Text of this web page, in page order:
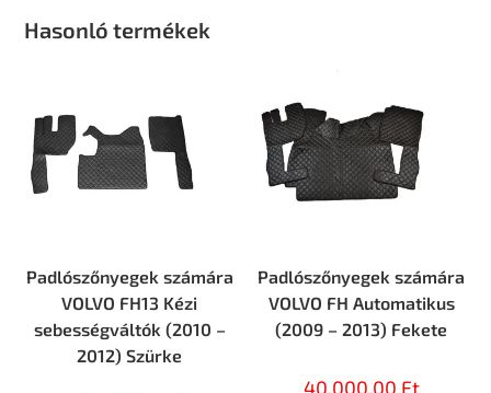
Hasonló termékek
Padlószőnyegek számára
VOLVO FH13 Kézi
sebességváltók (2010 –
2012) Szürke
Padlószőnyegek számára
VOLVO FH Automatikus
(2009 – 2013) Fekete
40.000,00 Ft